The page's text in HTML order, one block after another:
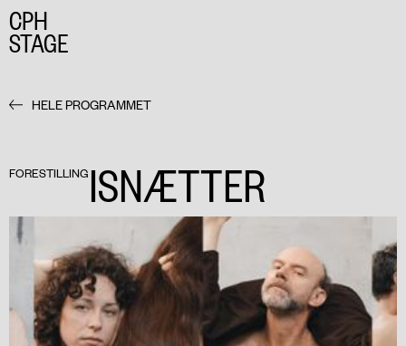
CPH
STAGE
HELE PROGRAMMET
FORESTILLING ISNÆTTER